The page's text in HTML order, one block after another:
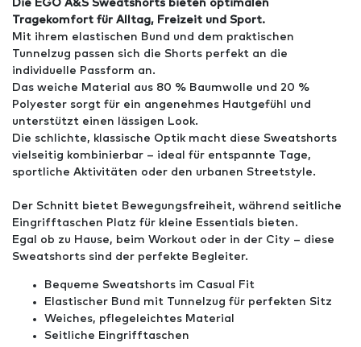
Die EGO A&S Sweatshorts bieten optimalen
Tragekomfort für Alltag, Freizeit und Sport.
Mit ihrem elastischen Bund und dem praktischen
Tunnelzug passen sich die Shorts perfekt an die
individuelle Passform an.
Das weiche Material aus 80 % Baumwolle und 20 %
Polyester sorgt für ein angenehmes Hautgefühl und
unterstützt einen lässigen Look.
Die schlichte, klassische Optik macht diese Sweatshorts
vielseitig kombinierbar – ideal für entspannte Tage,
sportliche Aktivitäten oder den urbanen Streetstyle.
Der Schnitt bietet Bewegungsfreiheit, während seitliche
Eingrifftaschen Platz für kleine Essentials bieten.
Egal ob zu Hause, beim Workout oder in der City – diese
Sweatshorts sind der perfekte Begleiter.
Bequeme Sweatshorts im Casual Fit
Elastischer Bund mit Tunnelzug für perfekten Sitz
Weiches, pflegeleichtes Material
Seitliche Eingrifftaschen